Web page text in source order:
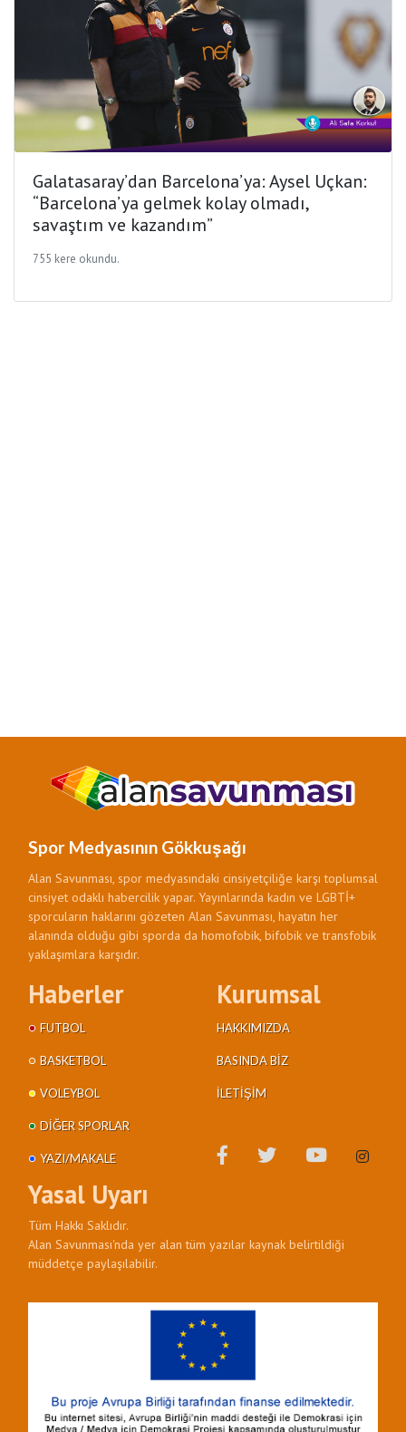
Galatasaray’dan Barcelona’ya: Aysel Uçkan:
“Barcelona’ya gelmek kolay olmadı,
savaştım ve kazandım”
755 kere okundu.
Spor Medyasının Gökkuşağı
Alan Savunması, spor medyasındaki cinsiyetçiliğe karşı toplumsal
cinsiyet odaklı habercilik yapar. Yayınlarında kadın ve LGBTİ+
sporcuların haklarını gözeten Alan Savunması, hayatın her
alanında olduğu gibi sporda da homofobik, bifobik ve transfobik
yaklaşımlara karşıdır.
Haberler
FUTBOL
BASKETBOL
VOLEYBOL
DIĞER SPORLAR
YAZI/MAKALE
Kurumsal
HAKKIMIZDA
BASINDA BIZ
İLETIŞIM
Yasal Uyarı
Tüm Hakkı Saklıdır.
Alan Savunması'nda yer alan tüm yazılar kaynak belirtildiği
müddetçe paylaşılabilir.